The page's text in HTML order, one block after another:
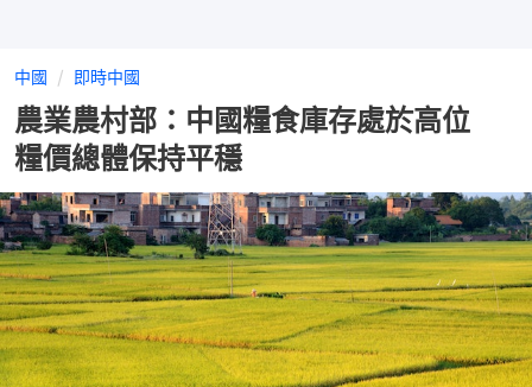
中國 即時中國
農業農村部：中國糧食庫存處於高位
糧價總體保持平穩